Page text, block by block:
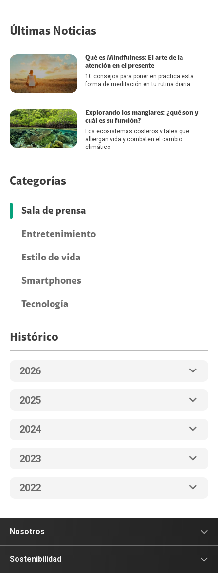
Últimas Noticias
Qué es Mindfulness: El arte de la
atención en el presente
10 consejos para poner en práctica esta
forma de meditación en tu rutina diaria
Explorando los manglares: ¿qué son y
cuál es su función?
Los ecosistemas costeros vitales que
albergan vida y combaten el cambio
climático
Categorías
Sala de prensa
Entretenimiento
Estilo de vida
Smartphones
Tecnología
Histórico
2026
2025
2024
2023
2022
Nosotros
Sala de prensa
Sostenibilidad